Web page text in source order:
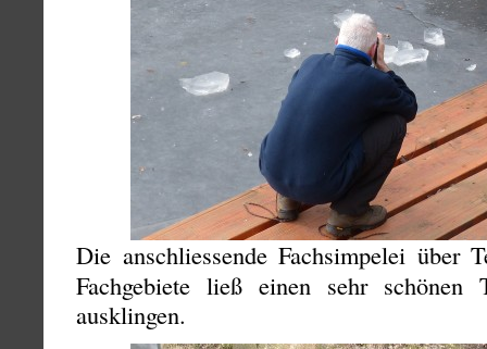
Die anschliessende Fachsimpelei über
Fachgebiete ließ einen sehr schönen
ausklingen.